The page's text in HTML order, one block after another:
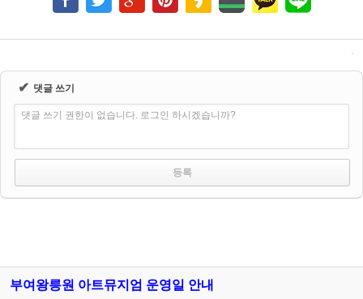
✔ 댓글 쓰기
댓글 쓰기 권한이 없습니다. 로그인 하시겠습니까?
부여왕릉원 아트뮤지엄 운영일 안내